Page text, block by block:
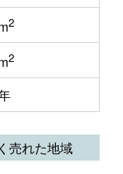
2
2
売れた地域